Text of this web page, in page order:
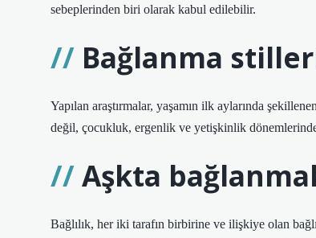
sebeplerinden biri olarak kabul edilebilir.
Bağlanma
Yapılan araştırmalar, yaşamın ilk aylarında
değil, çocukluk, ergenlik ve yetişkinlik
Aşkta
Bağlılık, her iki tarafın birbirine ve ilişkiye olan